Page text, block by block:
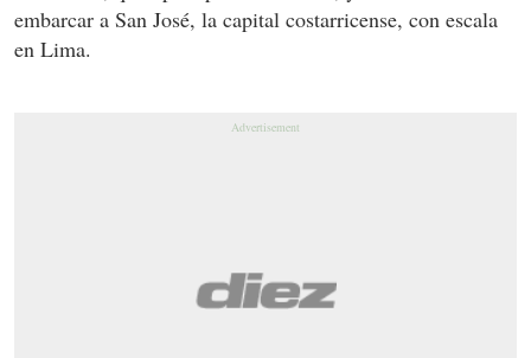
embarcar a San José, la capital costarricense, con escala
en Lima.